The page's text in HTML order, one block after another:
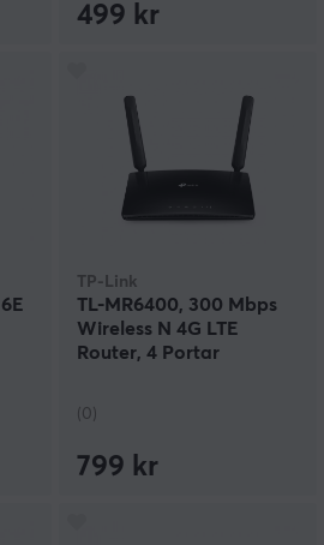
499 kr
TP-Link
TL-MR6400, 300 Mbps
Wireless N 4G LTE
Router, 4 Portar
(0)
799 kr